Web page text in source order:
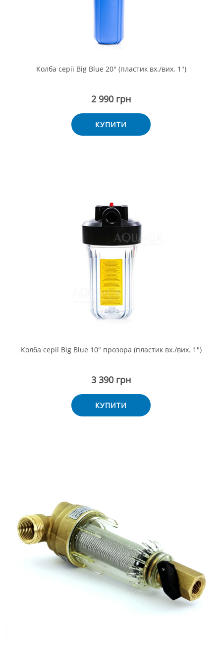
Колба серії Big Blue 20" (пластик вх./вих. 1")
2 990 грн
КУПИТИ
Колба серії Big Blue 10" прозора (пластик вх./вих. 1")
3 390 грн
КУПИТИ